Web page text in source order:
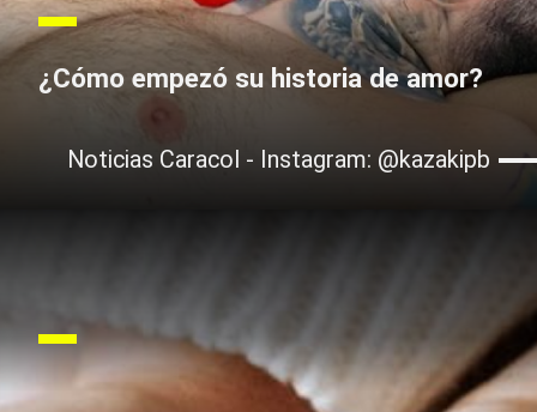
¿Cómo empezó su historia de amor?
Noticias Caracol - Instagram: @kazakipb